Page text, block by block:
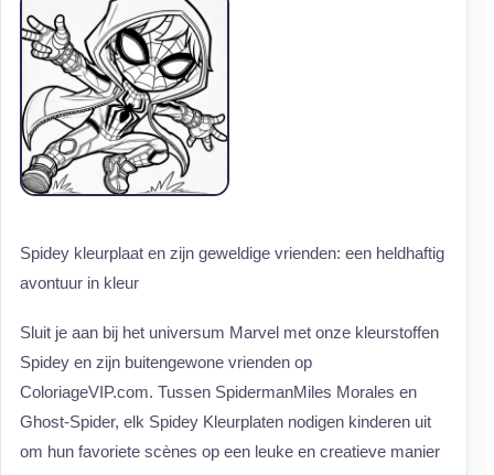
Spidey kleurplaat en zijn geweldige vrienden: een heldhaftig
avontuur in kleur
Sluit je aan bij het universum Marvel met onze kleurstoffen
Spidey en zijn buitengewone vrienden op
ColoriageVIP.com. Tussen SpidermanMiles Morales en
Ghost-Spider, elk Spidey Kleurplaten nodigen kinderen uit
om hun favoriete scènes op een leuke en creatieve manier